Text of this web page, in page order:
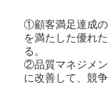
①顧客満足達成
を満たした優れ
る。
②品質マネジメ
に改善して、競